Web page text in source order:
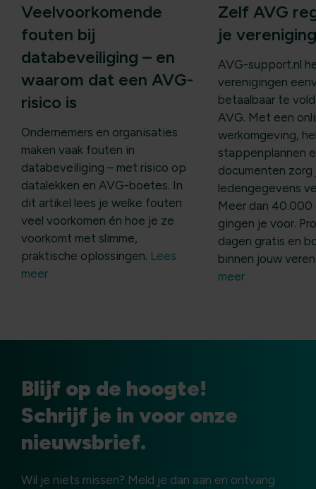
Veelvoorkomende
fouten bij
databeveiliging – en
waarom dat een AVG-
risico is
Ondernemers en organisaties
maken vaak fouten in
databeveiliging – met risico op
datalekken en AVG-boetes. In
dit artikel lees je welke fouten
veel voorkomen én hoe je ze
voorkomt met slimme,
praktische oplossingen. Lees
meer
Zelf AVG
je vereniging
AVG-support.nl
verenigingen
betaalbaar te
AVG. Met een
werkomgeving,
stappenplannen
documenten
ledengegevens
Meer dan 40.000
gingen je voor.
dagen gratis en
binnen jouw
meer
Blijf op de hoogte!
Schrijf je in voor onze
nieuwsbrief.
Wil je niets missen? Meld je dan aan en ontvang